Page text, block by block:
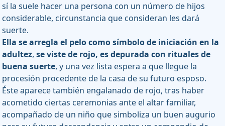
sí la suele hacer una persona con un número de hijos
considerable, circunstancia que consideran les dará
suerte.
Ella se arregla el pelo como símbolo de iniciación en la
adultez, se viste de rojo, es depurada con rituales de
buena suerte, y una vez lista espera a que llegue la
procesión procedente de la casa de su futuro esposo.
Éste aparece también engalanado de rojo, tras haber
acometido ciertas ceremonias ante el altar familiar,
acompañado de un niño que simboliza un buen augurio